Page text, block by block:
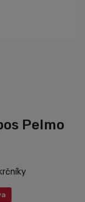
Pelmo